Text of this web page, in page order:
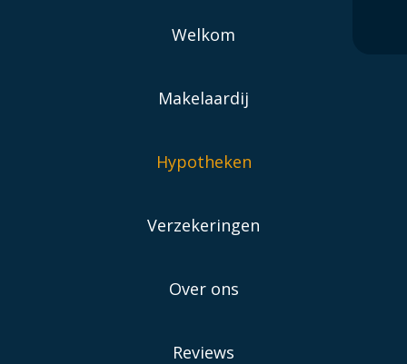
Welkom
Makelaardij
Hypotheken
Verzekeringen
Over ons
Reviews